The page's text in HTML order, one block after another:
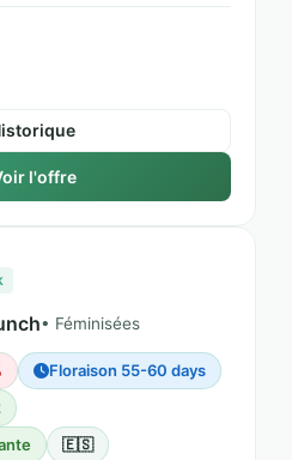
l'offre
• Féminisées
Floraison 55-60 days
🇪🇸